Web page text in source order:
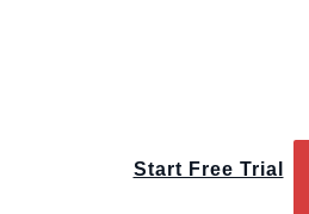
Start Free Trial